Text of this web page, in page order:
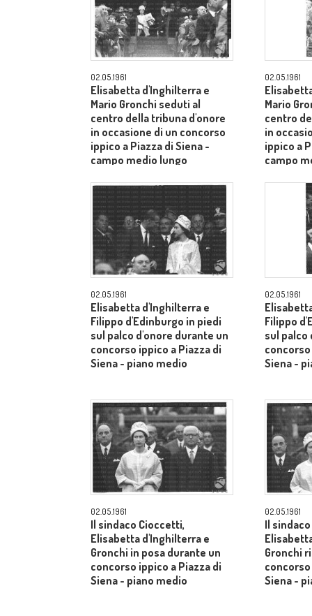
02.05.1961
Elisabetta d'Inghilterra e
Mario Gronchi seduti al
centro della tribuna d'onore
in occasione di un concorso
ippico a Piazza di Siena -
campo medio lungo
02.05.1961
Mario
centro
in
ippico a
campo
02.05.1961
Elisabetta d'Inghilterra e
Filippo d'Edinburgo in piedi
sul palco d'onore durante un
concorso ippico a Piazza di
Siena - piano medio
02.05.1961
Filippo
sul palco
Siena -
02.05.1961
Il sindaco Cioccetti,
Elisabetta d'Inghilterra e
Gronchi in posa durante un
concorso ippico a Piazza di
Siena - piano medio
02.05.1961
Il
Gronchi
Siena -